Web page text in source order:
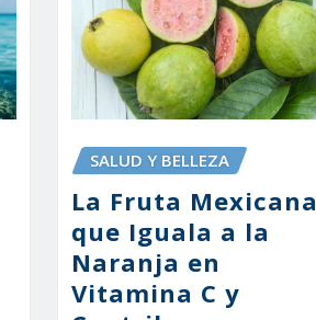
SALUD Y BELLEZA
La Fruta Mexicana
que Iguala a la
Naranja en
Vitamina C y